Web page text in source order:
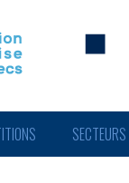
SECTEURS